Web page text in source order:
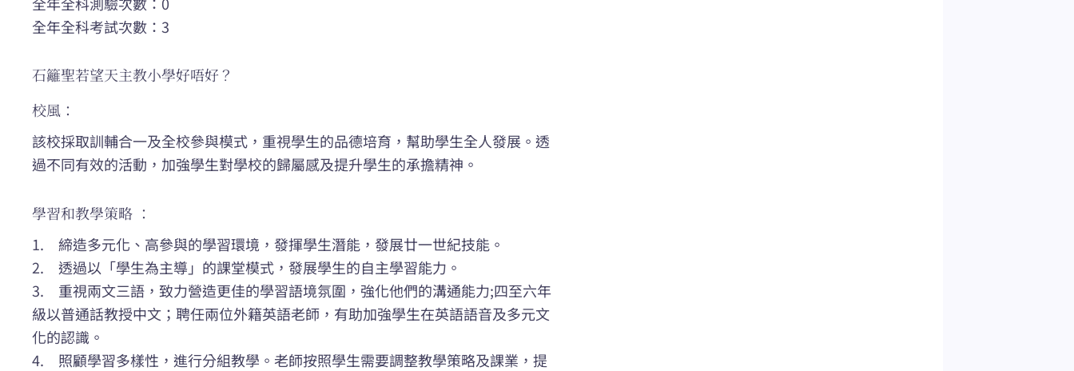
全年全科考試次數：3
石籬聖若望天主教小學好唔好？
校風：
該校採取訓輔合一及全校參與模式，重視學生的品德培育，幫助學生全人發展。透
過不同有效的活動，加強學生對學校的歸屬感及提升學生的承擔精神。
學習和教學策略 ：
1. 締造多元化、高參與的學習環境，發揮學生潛能，發展廿一世紀技能。
2. 透過以「學生為主導」的課堂模式，發展學生的自主學習能力。
3. 重視兩文三語，致力營造更佳的學習語境氛圍，強化他們的溝通能力;四至六年
級以普通話教授中文；聘任兩位外籍英語老師，有助加強學生在英語語音及多元文
化的認識。
4. 照顧學習多樣性，進行分組教學。老師按照學生需要調整教學策略及課業，提